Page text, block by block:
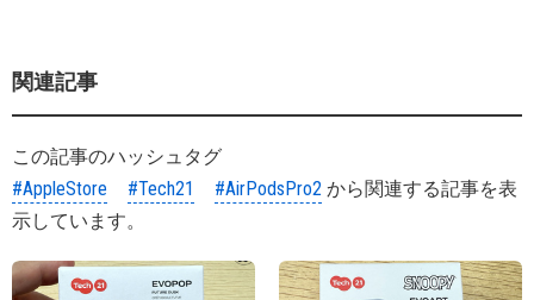
関連記事
この記事のハッシュタグ
#AppleStore
#Tech21 #AirPodsPro2 から関連する記事を表
示しています。